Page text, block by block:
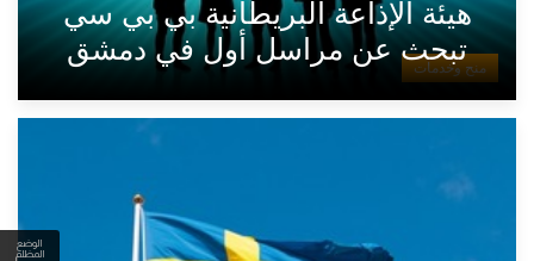
الوضع
المظلم
منح وخدمات
هيئة الإذاعة البريطانية بي بي سي
تبحث عن مراسل أول في دمشق